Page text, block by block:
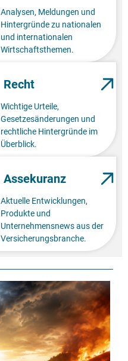
Analysen, Meldungen und
Hintergründe zu nationalen
und internationalen
Wirtschaftsthemen.
Recht
Wichtige Urteile,
Gesetzesänderungen und
rechtliche Hintergründe im
Überblick.
Assekuranz
Aktuelle Entwicklungen,
Produkte und
Unternehmensnews aus der
Versicherungsbranche.